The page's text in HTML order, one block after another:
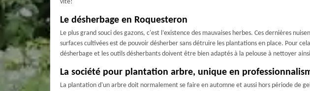
vite!
Le désherbage en Roquesteron
Le plus grand souci des gazons, c'est l’existence des mauvaises herbes. Ces dernières
surfaces cultivées est de pouvoir désherber sans détruire les plantations en place. Pour
désherbage et les outils désherbants doivent être bien adaptés à la pelouse à nettoyer
La société pour plantation arbre, unique en
La plantation d'un arbre doit normalement se faire en automne et aussi hors période de